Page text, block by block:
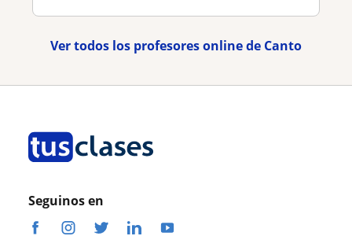
Ver todos los profesores online de Canto
Seguinos en